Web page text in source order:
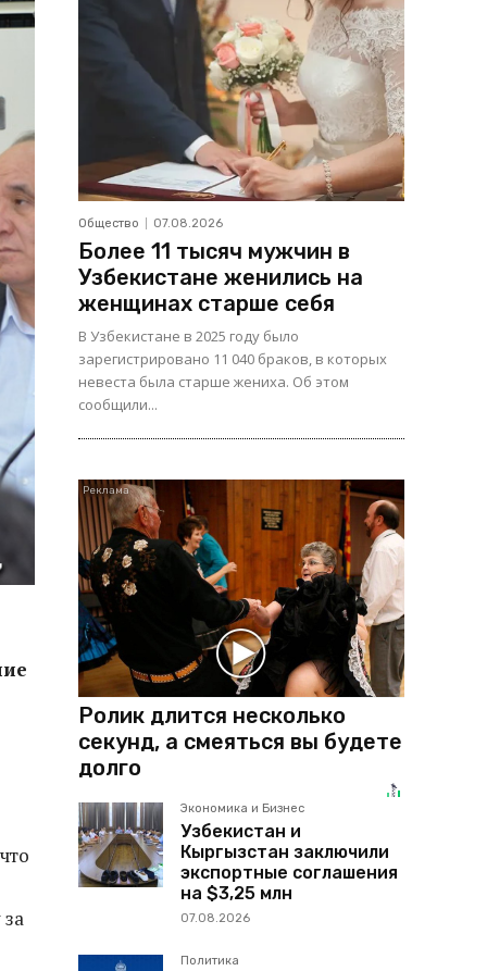
Общество 07.08.2026
Более 11 тысяч мужчин в
Узбекистане женились на
женщинах старше себя
В Узбекистане в 2025 году было
зарегистрировано 11 040 браков, в которых
невеста была старше жениха. Об этом
сообщили...
Ролик длится несколько
секунд, а смеяться вы будете
долго
Экономика и Бизнес
Узбекистан и
Кыргызстан заключили
экспортные соглашения
на $3,25 млн
07.08.2026
Политика